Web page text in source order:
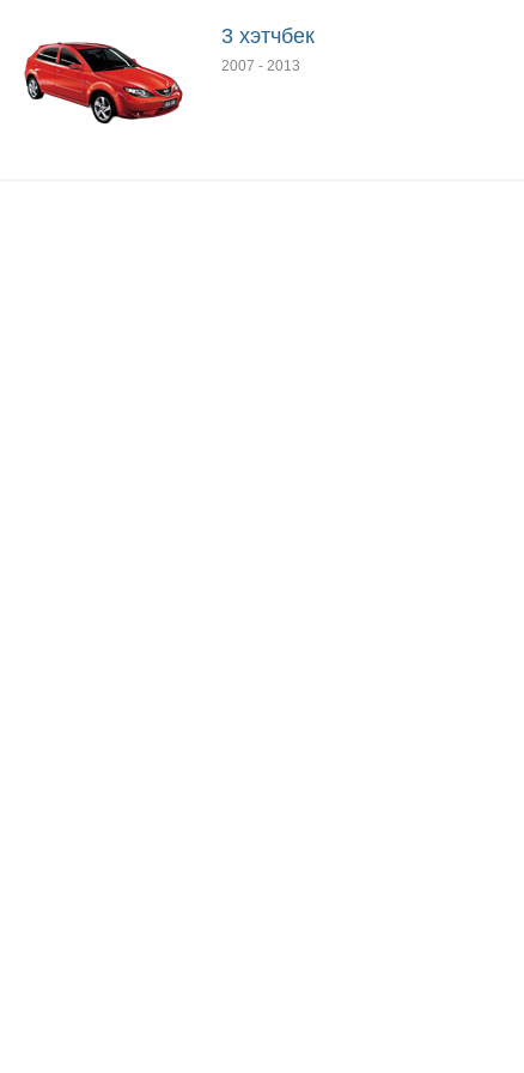
3 хэтчбек
2007 - 2013